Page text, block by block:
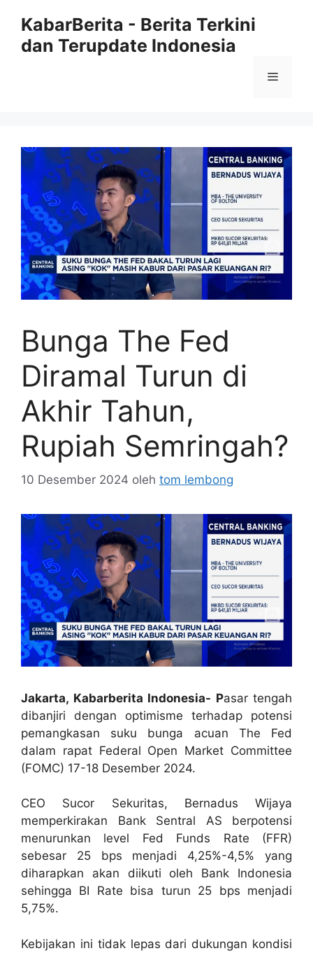
KabarBerita - Berita Terkini
dan Terupdate Indonesia
Menu
Bunga The Fed
Diramal Turun di
Akhir Tahun,
Rupiah Semringah?
10 Desember 2024 oleh tom lembong
Jakarta, Kabarberita Indonesia- Pasar tengah
dibanjiri dengan optimisme terhadap potensi
pemangkasan suku bunga acuan The Fed
dalam rapat Federal Open Market Committee
(FOMC) 17-18 Desember 2024.
CEO Sucor Sekuritas, Bernadus Wijaya
memperkirakan Bank Sentral AS berpotensi
menurunkan level Fed Funds Rate (FFR)
sebesar 25 bps menjadi 4,25%-4,5% yang
diharapkan akan diikuti oleh Bank Indonesia
sehingga BI Rate bisa turun 25 bps menjadi
5,75%.
Kebijakan ini tidak lepas dari dukungan kondisi